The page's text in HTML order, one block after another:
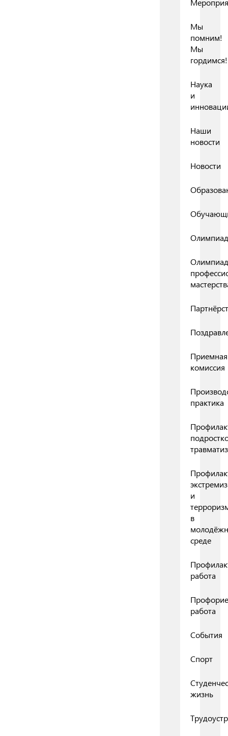
Мы
помним!
Мы
гордимся!
Наука
и
Наши
новости
Новости
Приемная
комиссия
практика
и
в
среде
работа
работа
События
Спорт
жизнь